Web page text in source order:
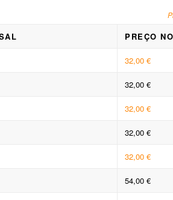
PREÇO
32,00 €
32,00 €
32,00 €
32,00 €
32,00 €
54,00 €